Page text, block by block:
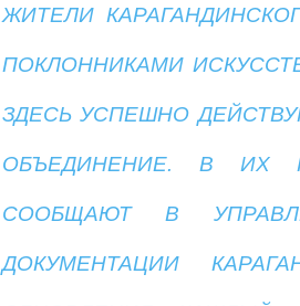
ЖИТЕЛИ
ПОКЛОННИКАМИ
ЗДЕСЬ УСПЕШНО
ОБЪЕДИНЕНИЕ. В ИХ
СООБЩАЮТ В
ДОКУМЕНТАЦИИ